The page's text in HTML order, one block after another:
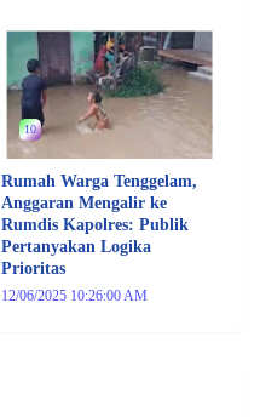
10
Rumah Warga Tenggelam,
Anggaran Mengalir ke
Rumdis Kapolres: Publik
Pertanyakan Logika
Prioritas
12/06/2025 10:26:00 AM